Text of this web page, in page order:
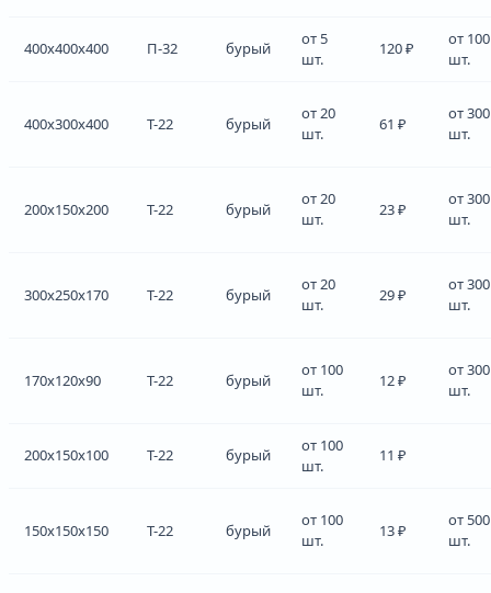
400x400x400 П-32 бурый
от 5
шт.
120 ₽
от 100
шт.
400x300x400 Т-22 бурый
от 20
шт.
61 ₽
от 300
шт.
200x150x200 Т-22 бурый
от 20
шт.
23 ₽
от 300
шт.
300x250x170 Т-22 бурый
от 20
шт.
29 ₽
от 300
шт.
170x120x90 Т-22 бурый
от 100
шт.
12 ₽
от 300
шт.
200x150x100 Т-22 бурый
от 100
шт.
11 ₽
150x150x150 Т-22 бурый
от 100
шт.
13 ₽
от 500
шт.